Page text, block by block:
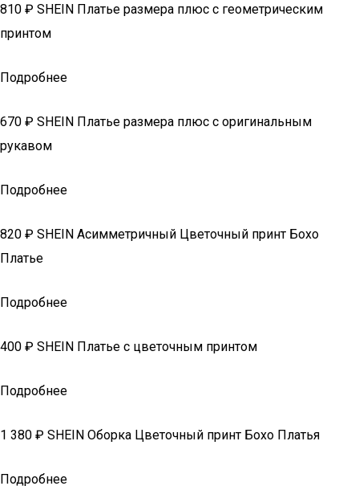
810 ₽ SHEIN Платье размера плюс с геометрическим
принтом
Подробнее
670 ₽ SHEIN Платье размера плюс с оригинальным
рукавом
Подробнее
820 ₽ SHEIN Асимметричный Цветочный принт Бохо
Платье
Подробнее
400 ₽ SHEIN Платье с цветочным принтом
Подробнее
1 380 ₽ SHEIN Оборка Цветочный принт Бохо Платья
Подробнее